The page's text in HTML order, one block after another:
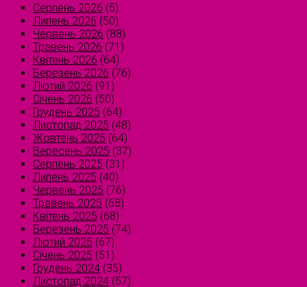
Серпень 2026 (5)
Липень 2026 (50)
Червень 2026 (88)
Травень 2026 (71)
Квітень 2026 (64)
Березень 2026 (76)
Лютий 2026 (91)
Січень 2026 (50)
Грудень 2025 (64)
Листопад 2025 (48)
Жовтень 2025 (64)
Вересень 2025 (37)
Серпень 2025 (31)
Липень 2025 (40)
Червень 2025 (76)
Травень 2025 (68)
Квітень 2025 (68)
Березень 2025 (74)
Лютий 2025 (67)
Січень 2025 (51)
Грудень 2024 (35)
Листопад 2024 (57)